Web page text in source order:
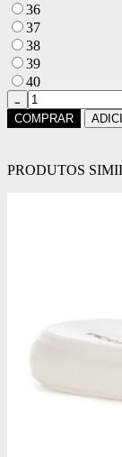
36
37
38
39
40
COMPRAR
PRODUTOS